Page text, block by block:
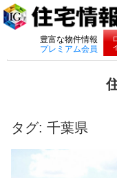
豊富な物件情報
プレミアム会員
ナビゲーショ
い
と
暮
タグ: 千葉県